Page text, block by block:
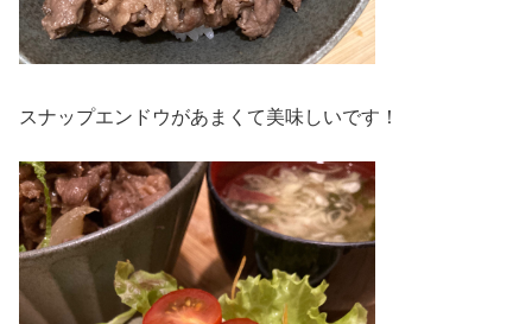
スナップエンドウがあまくて美味しいです！